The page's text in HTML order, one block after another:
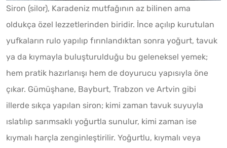
Siron (silor), Karadeniz mutfağının az bilinen ama
oldukça özel lezzetlerinden biridir. İnce açılıp kurutulan
yufkaların rulo yapılıp fırınlandıktan sonra yoğurt, tavuk
ya da kıymayla buluşturulduğu bu geleneksel yemek;
hem pratik hazırlanışı hem de doyurucu yapısıyla öne
çıkar. Gümüşhane, Bayburt, Trabzon ve Artvin gibi
illerde sıkça yapılan siron; kimi zaman tavuk suyuyla
ıslatılıp sarımsaklı yoğurtla sunulur, kimi zaman ise
kıymalı harçla zenginleştirilir. Yoğurtlu, kıymalı veya